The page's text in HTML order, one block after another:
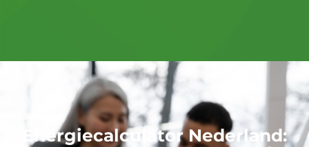
Energiecalculator Nederland: